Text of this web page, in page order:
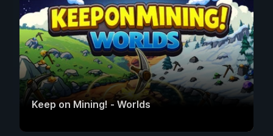
Keep on Mining! - Worlds